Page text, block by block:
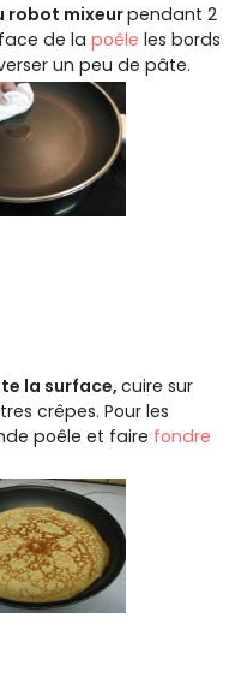
robot mixeurpendant 2
de la poêle les bords
un peu de pâte.
la surface,cuire sur
crêpes. Pour les
poêle et faire fondre